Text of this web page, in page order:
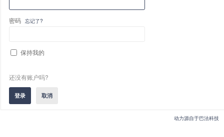
密码 忘记了?
保持我的
还没有账户吗?
动力源自于巴法科技